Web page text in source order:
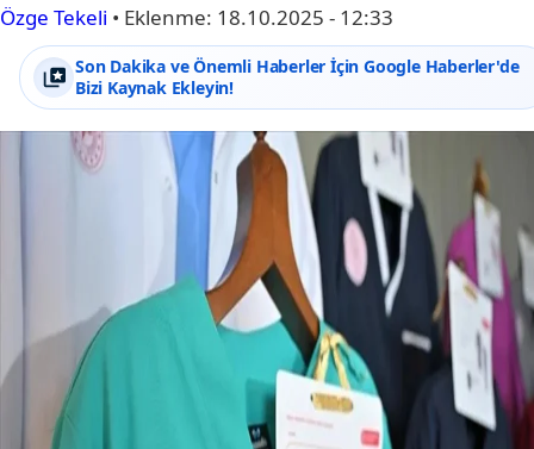
Özge Tekeli • Eklenme: 18.10.2025 - 12:33
Son Dakika ve Önemli Haberler İçin Google Haberler'de
Bizi Kaynak Ekleyin!